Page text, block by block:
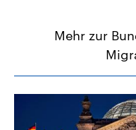
Mehr zur